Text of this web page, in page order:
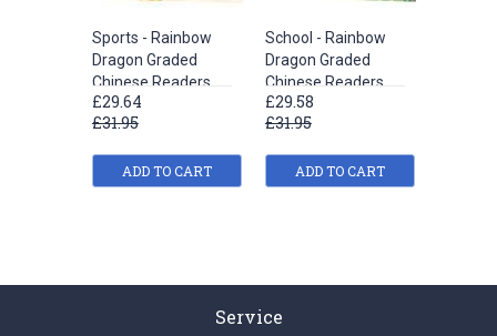
Sports - Rainbow
Dragon Graded
Chinese Readers
(Level 1)
£29.64
£31.95
ADD TO CART
School - Rainbow
Dragon Graded
Chinese Readers
(Level 3)
£29.58
£31.95
ADD TO CART
Service